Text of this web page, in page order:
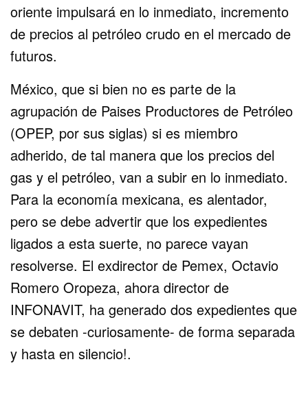
oriente impulsará en lo inmediato, incremento
de precios al petróleo crudo en el mercado de
futuros.
México, que si bien no es parte de la
agrupación de Paises Productores de Petróleo
(OPEP, por sus siglas) si es miembro
adherido, de tal manera que los precios del
gas y el petróleo, van a subir en lo inmediato.
Para la economía mexicana, es alentador,
pero se debe advertir que los expedientes
ligados a esta suerte, no parece vayan
resolverse. El exdirector de Pemex, Octavio
Romero Oropeza, ahora director de
INFONAVIT, ha generado dos expedientes que
se debaten -curiosamente- de forma separada
y hasta en silencio!.